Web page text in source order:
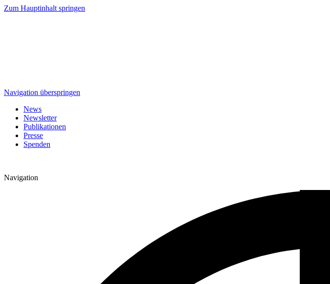
Zum Hauptinhalt springen
Navigation überspringen
News
Newsletter
Publikationen
Presse
Spenden
Navigation